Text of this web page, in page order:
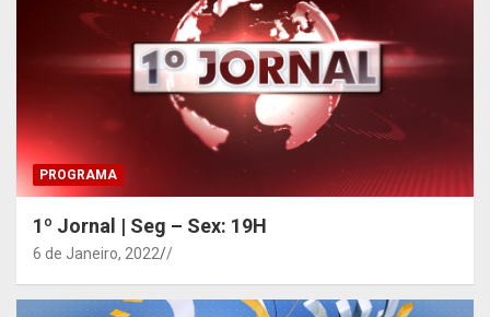
PROGRAMA
1º Jornal | Seg – Sex: 19H
6 de Janeiro, 2022 /